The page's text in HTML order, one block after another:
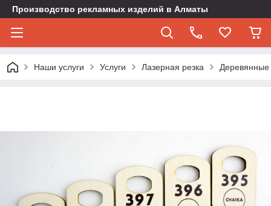
Производство рекламных изделий в Алматы
Наши услуги Услуги Лазерная резка